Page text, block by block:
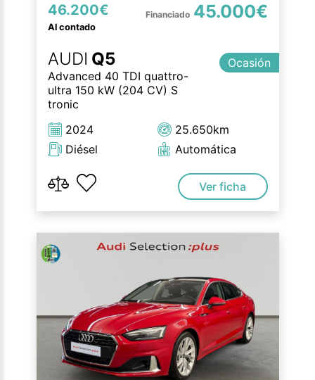
46.200€
Al contado
45.000€
AUDI Q5
Advanced 40 TDI quattro-
ultra 150 kW (204 CV) S
tronic
Ocasión
2024
Diésel
25.650km
Automática
Ver ficha